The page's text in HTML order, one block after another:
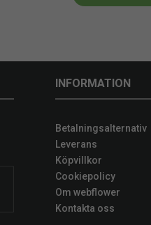
INFORMATION
Betalningsalternativ
Leverans
Köpvillkor
Cookiepolicy
Om webflower
Kontakta oss